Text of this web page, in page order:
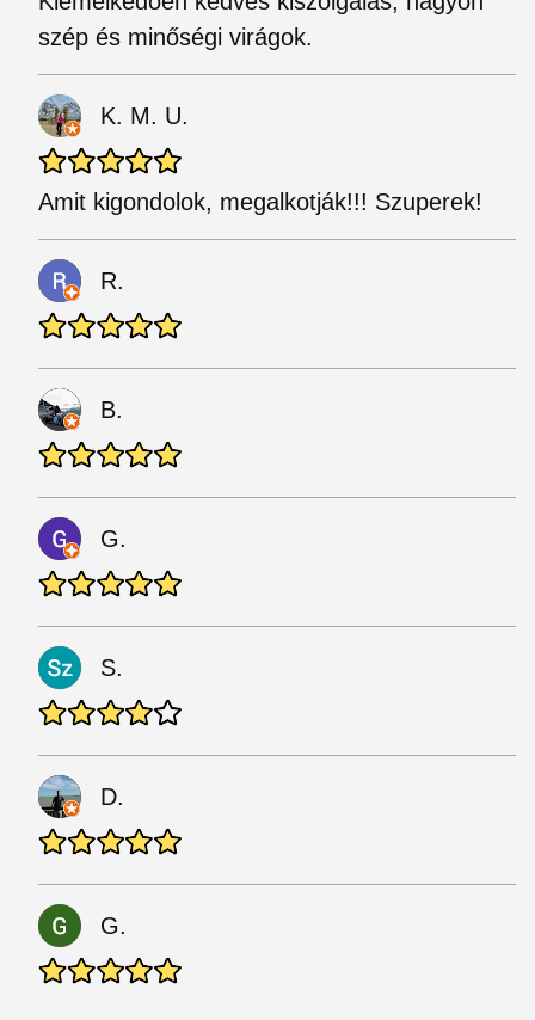
szép és minőségi virágok.
K. M. U.
Amit kigondolok, megalkotják!!! Szuperek!
R.
B.
G.
S.
D.
G.